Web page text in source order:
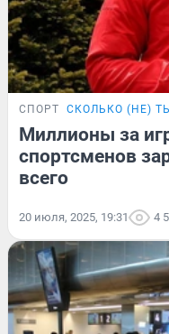
СПОРТ СКОЛЬКО (НЕ)
Миллионы за
спортсменов
всего
20 июля, 2025, 19:31 4